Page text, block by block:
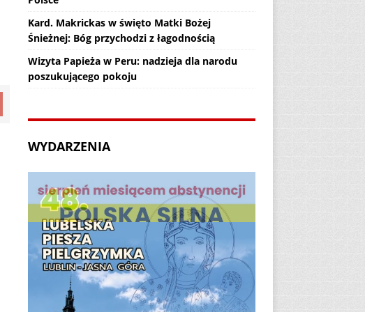
Kard. Makrickas w święto Matki Bożej
Śnieżnej: Bóg przychodzi z łagodnością
Wizyta Papieża w Peru: nadzieja dla narodu
poszukującego pokoju
WYDARZENIA